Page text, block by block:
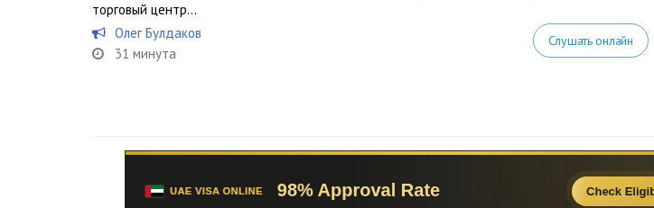
торговый центр…
Олег Булдаков
31 минута
Слушать онлайн